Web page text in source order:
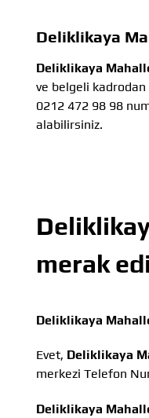
Deliklikaya
Deliklikaya
ve belgeli kadrodan
0212 472 98 98
alabilirsiniz.
merak
Deliklikaya
Evet, Deliklikaya
merkezi Telefon
Deliklikaya